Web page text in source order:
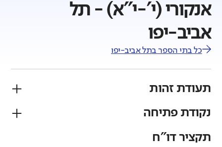
אנקורי (י'-י"א) - תל
אביב-יפו
כל בתי הספר בתל אביב-יפו
תעודת זהות
פיקוח
נקודת פתיחה
תקציר דו"ח